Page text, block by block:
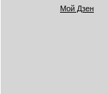
Мой Дзен